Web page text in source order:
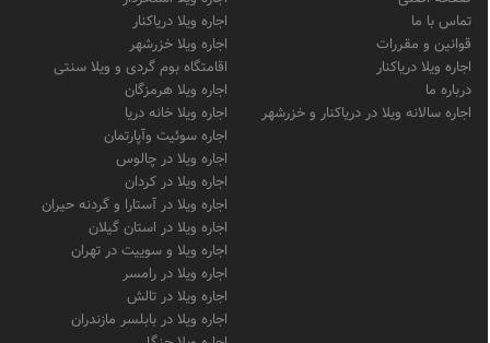
تماس با ما
قوانین و مقررات
اجاره ویلا دریاکنار
درباره ما
اجاره سالانه ویلا در دریاکنار و خزرشهر
اجاره ویلا دریاکنار
اجاره ویلا خزرشهر
اقامتگاه بوم گردی و ویلا سنتی
اجاره ویلا هرمزگان
اجاره ویلا خانه دریا
اجاره سوئیت وآپارتمان
اجاره ویلا در چالوس
اجاره ویلا در کردان
اجاره ویلا در آستارا و گردنه حیران
اجاره ویلا در استان گیلان
اجاره ویلا و سوییت در تهران
اجاره ویلا در رامسر
اجاره ویلا در تالش
اجاره ویلا در بابلسر مازندران